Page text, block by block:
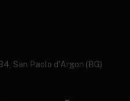
San Paolo d'Argon (BG)